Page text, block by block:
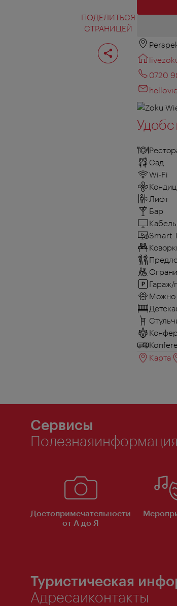
ПОДЕЛИТЬСЯ
СТРАНИЦЕЙ
Поделиться
страницей
0720
Сад
Wi-Fi
Лифт
Бар
Smart
Гараж/
Можно
Карта
Сервисы
Полезнаяинформация
Достопримечательности
от А до Я
Туристическая
Адресаиконтакты